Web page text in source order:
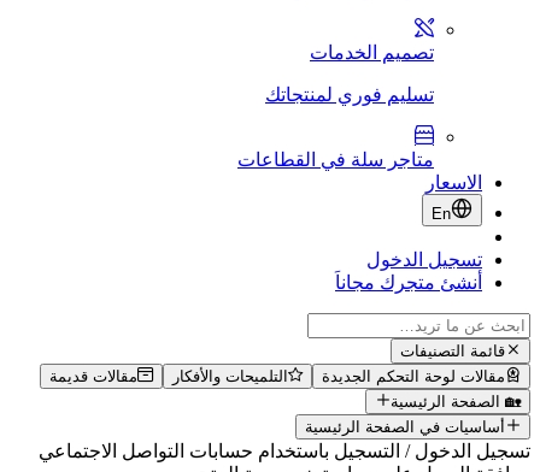
تصميم الخدمات
تسليم فوري لمنتجاتك
متاجر سلة في القطاعات
الاسعار
En
تسجيل الدخول
أنشئ متجرك مجاناَ
قائمة التصنيفات
مقالات لوحة التحكم الجديدة
التلميحات والأفكار
مقالات قديمة
🏡 الصفحة الرئيسية
أساسيات في الصفحة الرئيسية
تسجيل الدخول / التسجيل باستخدام حسابات التواصل الاجتماعي